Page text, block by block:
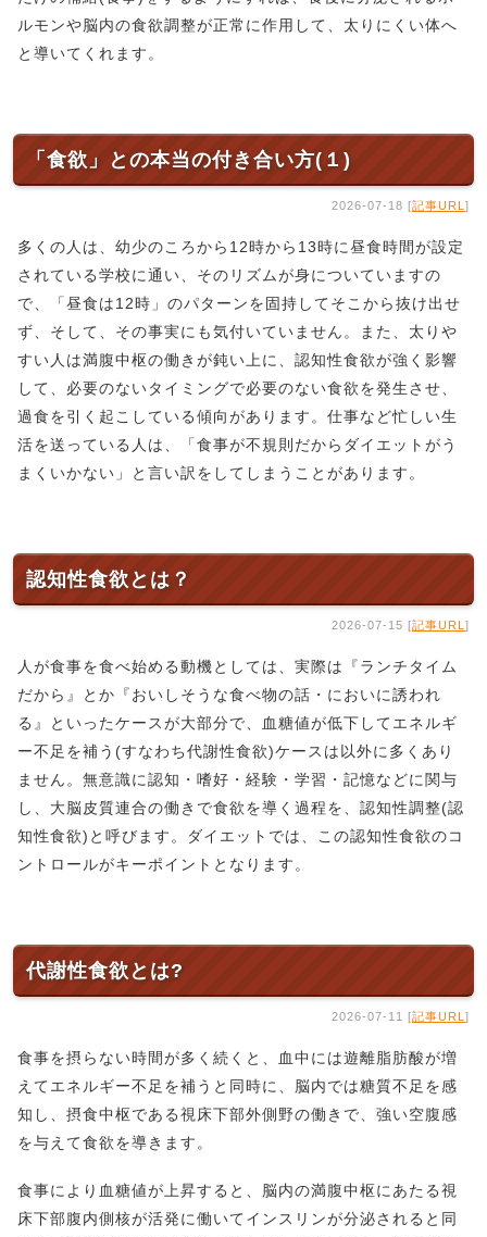
ルモンや脳内の食欲調整が正常に作用して、太りにくい体へ
と導いてくれます。
「食欲」との本当の付き合い方(１)
2026-07-18 [記事URL ]
多くの人は、幼少のころから12時から13時に昼食時間が設定
されている学校に通い、そのリズムが身についていますの
で、「昼食は12時」のパターンを固持してそこから抜け出せ
ず、そして、その事実にも気付いていません。また、太りや
すい人は満腹中枢の働きが鈍い上に、認知性食欲が強く影響
して、必要のないタイミングで必要のない食欲を発生させ、
過食を引く起こしている傾向があります。仕事など忙しい生
活を送っている人は、「食事が不規則だからダイエットがう
まくいかない」と言い訳をしてしまうことがあります。
認知性食欲とは？
2026-07-15 [記事URL ]
人が食事を食べ始める動機としては、実際は『ランチタイム
だから』とか『おいしそうな食べ物の話・においに誘われ
る』といったケースが大部分で、血糖値が低下してエネルギ
ー不足を補う(すなわち代謝性食欲)ケースは以外に多くあり
ません。無意識に認知・嗜好・経験・学習・記憶などに関与
し、大脳皮質連合の働きで食欲を導く過程を、認知性調整(認
知性食欲)と呼びます。ダイエットでは、この認知性食欲のコ
ントロールがキーポイントとなります。
代謝性食欲とは?
2026-07-11 [記事URL ]
食事を摂らない時間が多く続くと、血中には遊離脂肪酸が増
えてエネルギー不足を補うと同時に、脳内では糖質不足を感
知し、摂食中枢である視床下部外側野の働きで、強い空腹感
を与えて食欲を導きます。
食事により血糖値が上昇すると、脳内の満腹中枢にあたる視
床下部腹内側核が活発に働いてインスリンが分泌されると同